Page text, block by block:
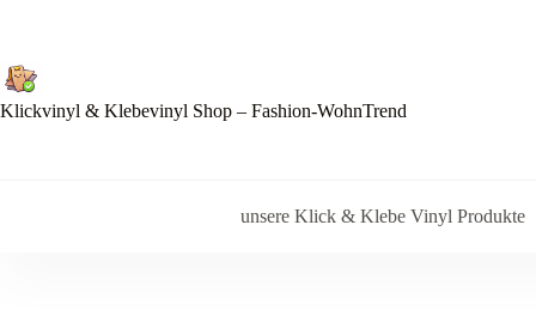
Klickvinyl & Klebevinyl Shop – Fashion-WohnTrend
unsere Klick & Klebe Vinyl Produkte